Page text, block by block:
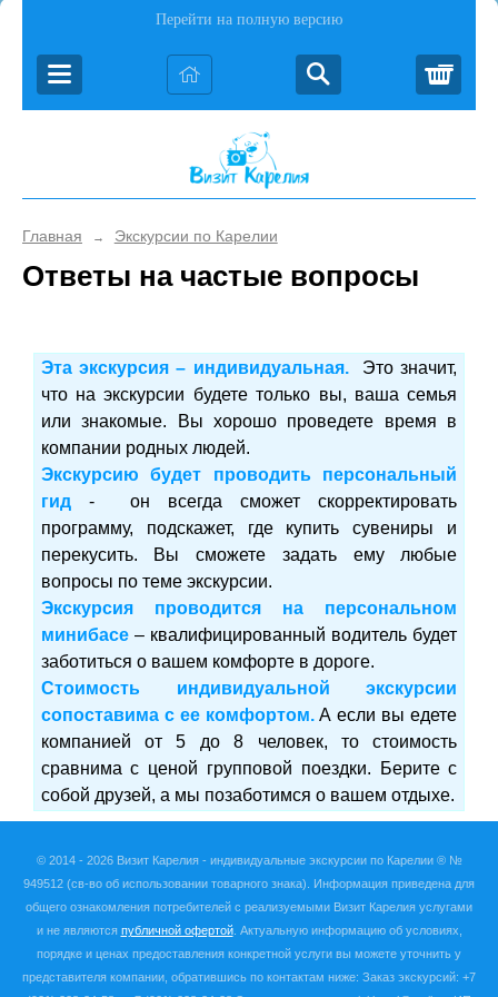
Перейти на полную версию
Главная → Экскурсии по Карелии
Ответы на частые вопросы
Эта экскурсия – индивидуальная.
Это значит,
что на экскурсии будете только вы, ваша семья
или знакомые. Вы хорошо проведете время в
компании родных людей.
Экскурсию будет проводить персональный
гид-
он всегда сможет скорректировать
программу, подскажет, где купить сувениры и
перекусить. Вы сможете задать ему любые
вопросы по теме экскурсии.
Экскурсия проводится на персональном
минибасе– квалифицированный водитель будет
заботиться о вашем комфорте в дороге.
Стоимость индивидуальной экскурсии
сопоставима с ее комфортом.А если вы едете
компанией от 5 до 8 человек, то стоимость
сравнима с ценой групповой поездки. Берите с
собой друзей, а мы позаботимся о вашем отдыхе.
© 2014 - 2026 Визит Карелия - индивидуальные экскурсии по Карелии ® №
949512 (св-во об использовании товарного знака). Информация приведена для
общего ознакомления потребителей с реализуемыми Визит Карелия услугами
и не являются публичной офертой. Актуальную информацию об условиях,
порядке и ценах предоставления конкретной услуги вы можете уточнить у
представителя компании, обратившись по контактам ниже: Заказ экскурсий: +7